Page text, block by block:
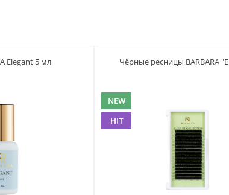
Elegant 5 мл Чёрные ресницы BARBARA
NEW
HIT